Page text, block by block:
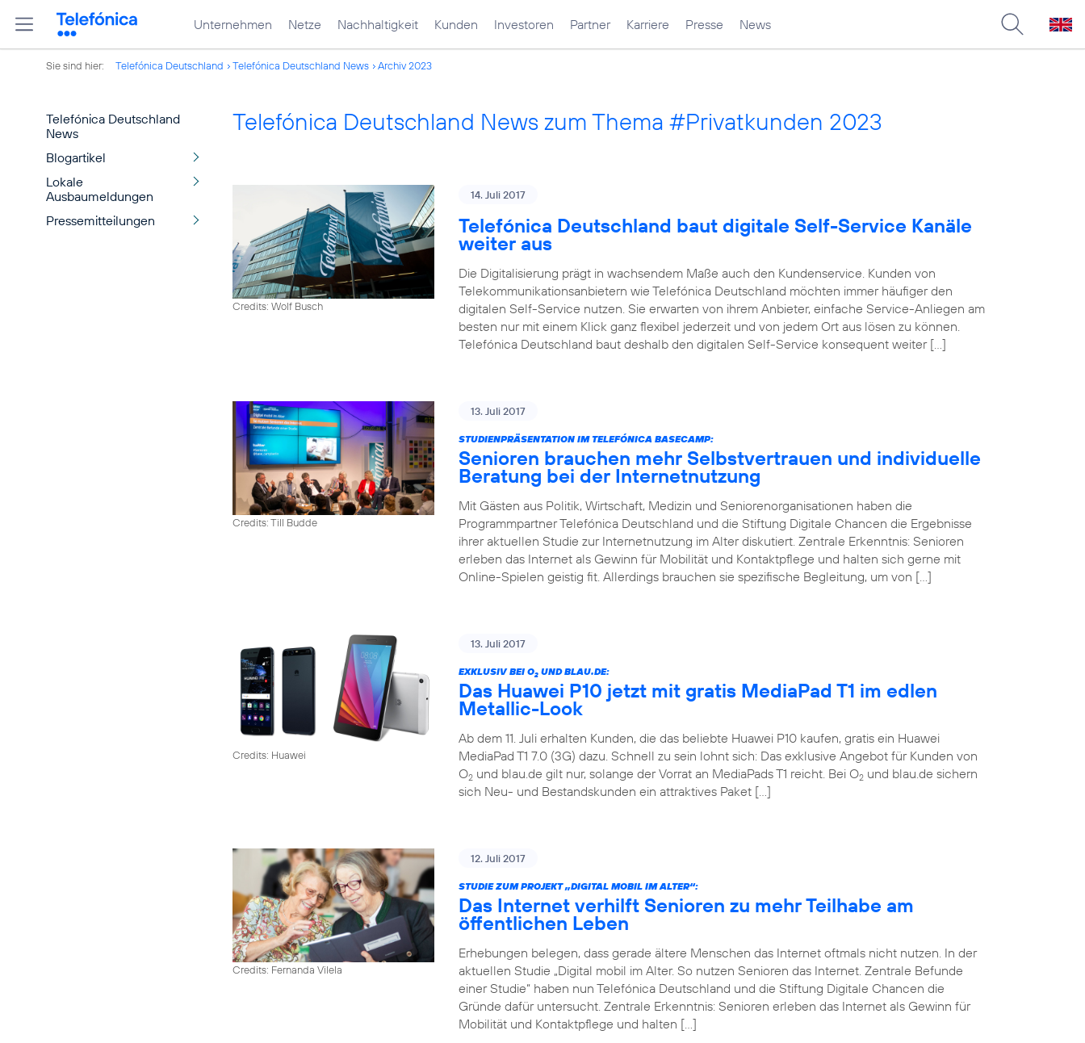
Unternehmen Netze Nachhaltigkeit Kunden Investoren Partner Karriere Presse News
Sie sind hier: Telefónica Deutschland Telefónica Deutschland News Archiv 2023
Telefónica Deutschland
News
Blogartikel
Lokale
Ausbaumeldungen
Pressemitteilungen
Telefónica Deutschland News zum Thema #Privatkunden 2023
Credits: Wolf Busch
14. Juli 2017
Telefónica Deutschland baut digitale Self-Service Kanäle
weiter aus
Die Digitalisierung prägt in wachsendem Maße auch den Kundenservice. Kunden von
Telekommunikationsanbietern wie Telefónica Deutschland möchten immer häufiger den
digitalen Self-Service nutzen. Sie erwarten von ihrem Anbieter, einfache Service-Anliegen am
besten nur mit einem Klick ganz flexibel jederzeit und von jedem Ort aus lösen zu können.
Telefónica Deutschland baut deshalb den digitalen Self-Service konsequent weiter […]
Credits: Till Budde
13. Juli 2017
STUDIENPRÄSENTATION IM TELEFÓNICA BASECAMP:
Senioren brauchen mehr Selbstvertrauen und individuelle
Beratung bei der Internetnutzung
Mit Gästen aus Politik, Wirtschaft, Medizin und Seniorenorganisationen haben die
Programmpartner Telefónica Deutschland und die Stiftung Digitale Chancen die Ergebnisse
ihrer aktuellen Studie zur Internetnutzung im Alter diskutiert. Zentrale Erkenntnis: Senioren
erleben das Internet als Gewinn für Mobilität und Kontaktpflege und halten sich gerne mit
Online-Spielen geistig fit. Allerdings brauchen sie spezifische Begleitung, um von […]
Credits: Huawei
13. Juli 2017
EXKLUSIV BEI O2 UND BLAU.DE:
Das Huawei P10 jetzt mit gratis MediaPad T1 im edlen
Metallic-Look
Ab dem 11. Juli erhalten Kunden, die das beliebte Huawei P10 kaufen, gratis ein Huawei
MediaPad T1 7.0 (3G) dazu. Schnell zu sein lohnt sich: Das exklusive Angebot für Kunden von
O2 und blau.de gilt nur, solange der Vorrat an MediaPads T1 reicht. Bei O2 und blau.de sichern
sich Neu- und Bestandskunden ein attraktives Paket […]
Credits: Fernanda Vilela
12. Juli 2017
STUDIE ZUM PROJEKT „DIGITAL MOBIL IM ALTER“:
Das Internet verhilft Senioren zu mehr Teilhabe am
öffentlichen Leben
Erhebungen belegen, dass gerade ältere Menschen das Internet oftmals nicht nutzen. In der
aktuellen Studie „Digital mobil im Alter. So nutzen Senioren das Internet. Zentrale Befunde
einer Studie“ haben nun Telefónica Deutschland und die Stiftung Digitale Chancen die
Gründe dafür untersucht. Zentrale Erkenntnis: Senioren erleben das Internet als Gewinn für
Mobilität und Kontaktpflege und halten […]